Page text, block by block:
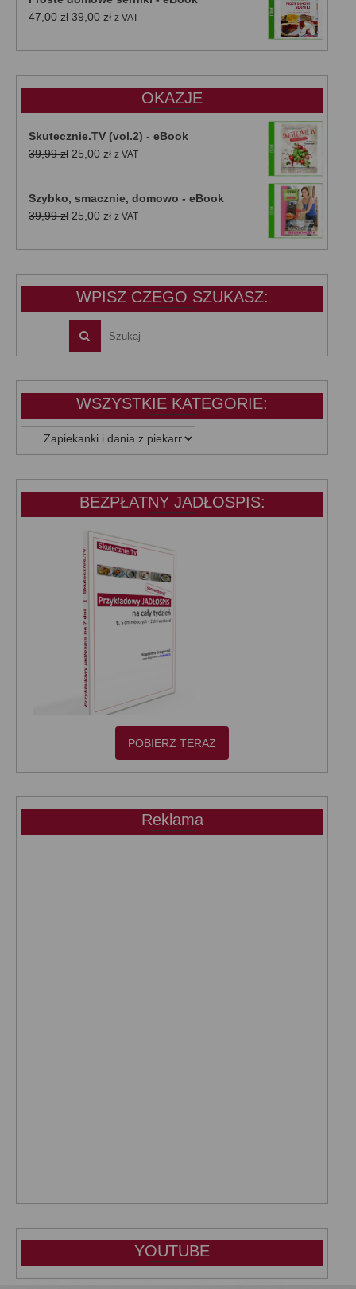
47,00zł Pierwotna
wynosiła:
39,00 złAktualna
wynosi:
z VAT
OKAZJE
Skutecznie.TV (vol.2) - eBook
39,99zł Pierwotna
39,99 zł.
25,00 złAktualna
25,00 zł.
z VAT
Szybko, smacznie, domowo - eBook
39,99zł Pierwotna
wynosiła:
25,00 złAktualna
wynosi:
z VAT
WPISZ CZEGO SZUKASZ:
WSZYSTKIE KATEGORIE:
WSZYSTKIE
KATEGORIE:
BEZPŁATNY JADŁOSPIS:
POBIERZ TERAZ
Reklama
YOUTUBE